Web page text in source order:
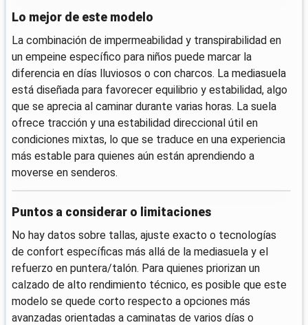
Lo mejor de este modelo
La combinación de impermeabilidad y transpirabilidad en
un empeine específico para niños puede marcar la
diferencia en días lluviosos o con charcos. La mediasuela
está diseñada para favorecer equilibrio y estabilidad, algo
que se aprecia al caminar durante varias horas. La suela
ofrece tracción y una estabilidad direccional útil en
condiciones mixtas, lo que se traduce en una experiencia
más estable para quienes aún están aprendiendo a
moverse en senderos.
Puntos a considerar o limitaciones
No hay datos sobre tallas, ajuste exacto o tecnologías
de confort específicas más allá de la mediasuela y el
refuerzo en puntera/talón. Para quienes priorizan un
calzado de alto rendimiento técnico, es posible que este
modelo se quede corto respecto a opciones más
avanzadas orientadas a caminatas de varios días o